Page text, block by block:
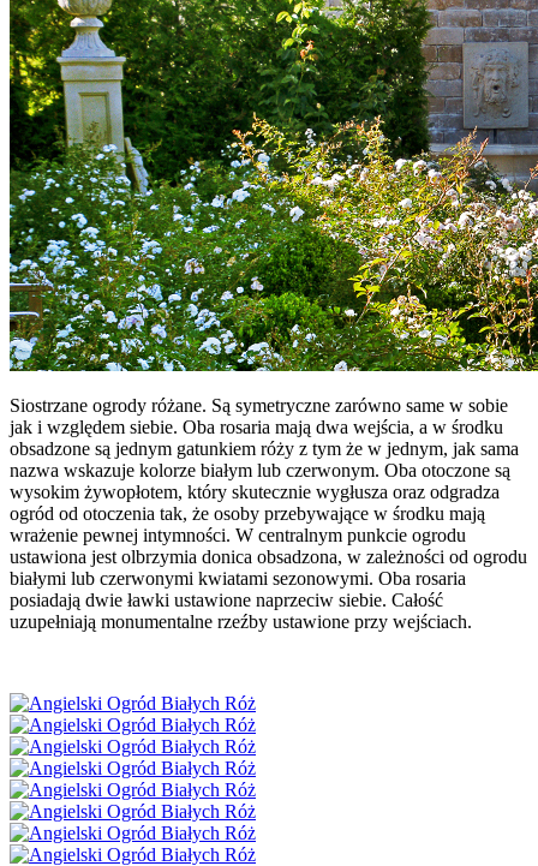
Siostrzane ogrody różane. Są symetryczne zarówno same w sobie
jak i względem siebie. Oba rosaria mają dwa wejścia, a w środku
obsadzone są jednym gatunkiem róży z tym że w jednym, jak sama
nazwa wskazuje kolorze białym lub czerwonym. Oba otoczone są
wysokim żywopłotem, który skutecznie wygłusza oraz odgradza
ogród od otoczenia tak, że osoby przebywające w środku mają
wrażenie pewnej intymności. W centralnym punkcie ogrodu
ustawiona jest olbrzymia donica obsadzona, w zależności od ogrodu
białymi lub czerwonymi kwiatami sezonowymi. Oba rosaria
posiadają dwie ławki ustawione naprzeciw siebie. Całość
uzupełniają monumentalne rzeźby ustawione przy wejściach.